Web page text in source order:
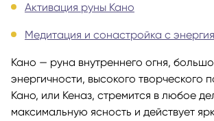
Активация руны Кано
Медитация и сонастройка с
Кано — руна внутреннего огня,
энергичности, высокого творческого
Кано, или Кеназ, стремится в любое
максимальную ясность и действует